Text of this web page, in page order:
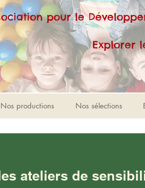
pour le
le monde
Nos productions Nos sélections
ateliers de